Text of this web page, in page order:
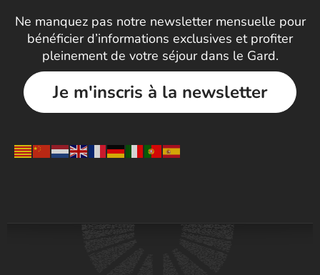
Ne manquez pas notre newsletter mensuelle pour
bénéficier d’informations exclusives et profiter
pleinement de votre séjour dans le Gard.
Je m'inscris à la newsletter